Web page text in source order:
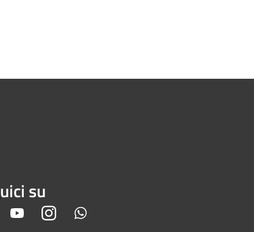
su
Facebook YoutubeInstagram